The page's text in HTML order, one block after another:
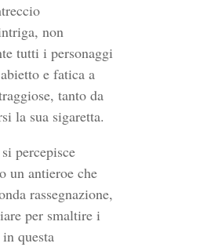
non
tutti i personaggi
e fatica a
tanto da
la sua sigaretta.
percepisce
un antieroe che
rassegnazione,
per smaltire i
questa